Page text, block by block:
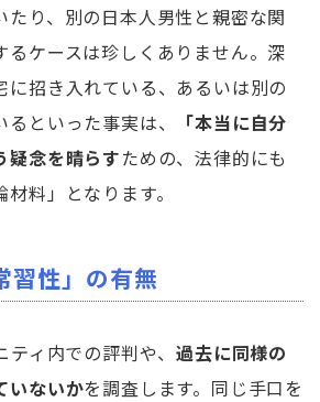
たり、別の日本人男性と親密な関
るケースは珍しくありません。深
に招き入れている、あるいは別の
といった事実は、
「本当に自分
疑念を晴らすための、法律的にも
料」となります。
性」の有無
ティ内での評判や、過去に同様の
いないかを調査します。同じ手口を